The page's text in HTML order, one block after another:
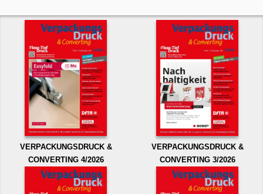
VERPACKUNGSDRUCK &
CONVERTING 4/2026
VERPACKUNGSDRUCK &
CONVERTING 3/2026